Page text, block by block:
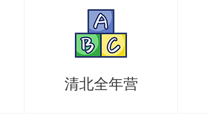
（CET4/CET6/TOEFL/雅
雅思和托福英语考试成绩
英语四六级成绩报告扫描
清北全年营